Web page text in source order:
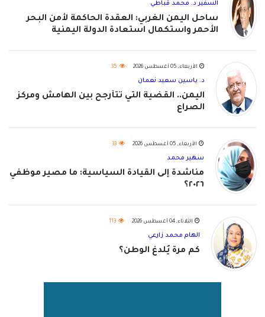
السفير د. محمد قباطي
ساحل اليمن الغربي: العقدة الحاكمة لأمن البحر
الأحمر واستكمال استعادة الدولة اليمنية
الأربعاء, 05 أغسطس 2026 35
د. ياسين سعيد نعمان
اليمن.. القضية التي تتأرجح بين الهامش ومركز
الصراع
الأربعاء, 05 أغسطس 2026 33
سهير محمد
مناشدة إلى القيادة السياسية: ما مصير موظفي
٢٠٢٦؟
الثلاثاء, 04 أغسطس 2026 113
الهام محمد زارعي
كم مرة يُلدغ الوطن؟